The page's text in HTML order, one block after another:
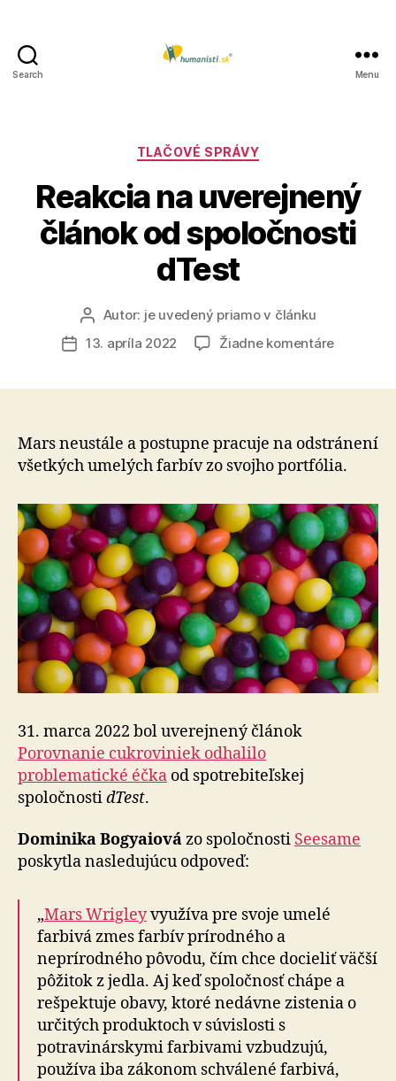
Search Menu
Kategórie
TLAČOVÉ SPRÁVY
Reakcia na uverejnený
článok od spoločnosti
dTest
Autor
článku
Autor: je uvedený priamo v článku
Dátum
13. apríla 2022 Žiadne komentárena
od
Mars neustále a postupne pracuje na odstránení
všetkých umelých farbív zo svojho portfólia.
31. marca 2022 bol uverejnený článok
Porovnanie cukroviniek odhalilo
problematické éčka od spotrebiteľskej
spoločnostidTest.
Dominika Bogyaiovázo spoločnosti Seesame
poskytla nasledujúcu odpoveď:
„Mars Wrigleyvyužíva pre svoje umelé
farbivá zmes farbív prírodného a
neprírodného pôvodu, čím chce docieliť väčší
pôžitok z jedla. Aj keď spoločnosť chápe a
rešpektuje obavy, ktoré nedávne zistenia o
určitých produktoch v súvislosti s
potravinárskymi farbivami vzbudzujú,
používa iba zákonom schválené farbivá,